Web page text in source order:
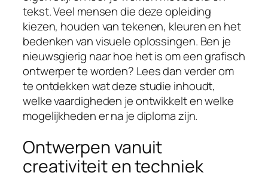
tekst. Veel mensen die deze opleiding
kiezen, houden van tekenen, kleuren en het
bedenken van visuele oplossingen. Ben je
nieuwsgierig naar hoe het is om een grafisch
ontwerper te worden? Lees dan verder om
te ontdekken wat deze studie inhoudt,
welke vaardigheden je ontwikkelt en welke
mogelijkheden er na je diploma zijn.
Ontwerpen vanuit
creativiteit en techniek